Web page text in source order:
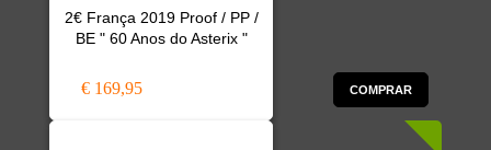
2€ França 2019 Proof / PP /
BE " 60 Anos do Asterix "
€ 169,95 COMPRAR